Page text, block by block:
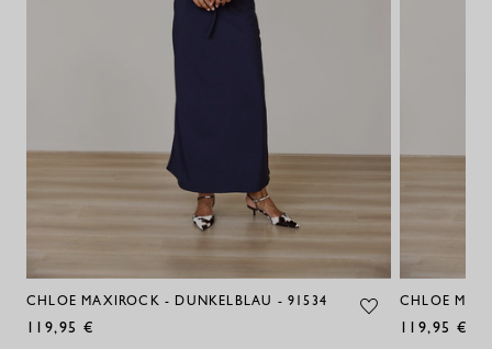
CHLOE MAXIROCK - DUNKELBLAU - 91534
119,95 €
CHLOE
119,95 €